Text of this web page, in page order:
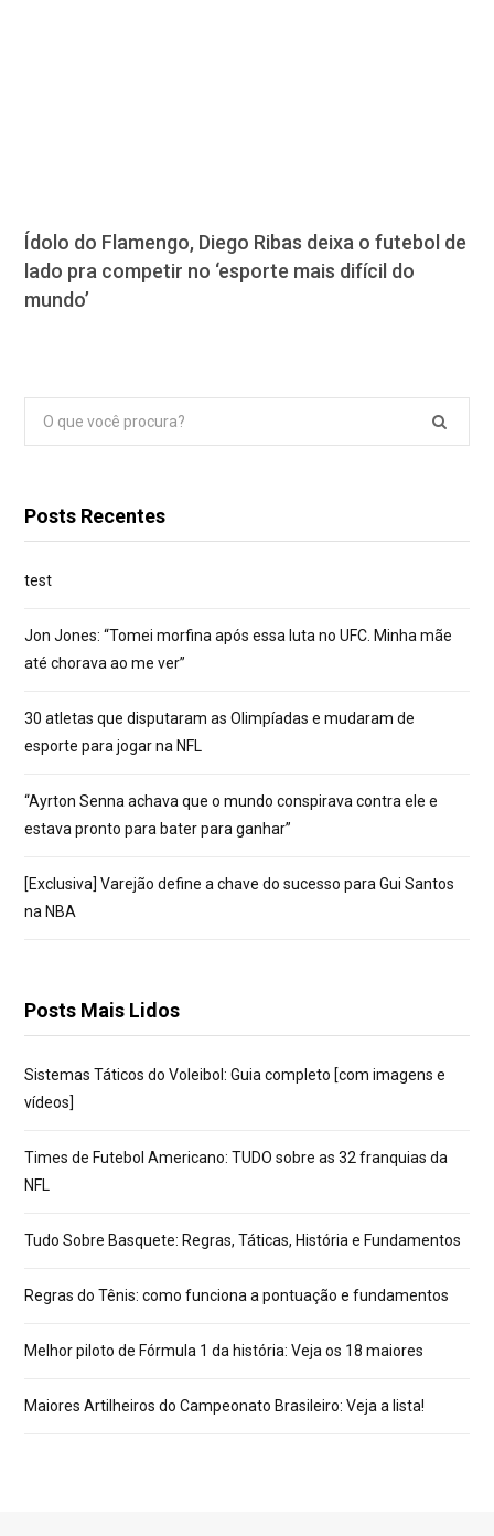
Ídolo do Flamengo, Diego Ribas deixa o futebol de
lado pra competir no ‘esporte mais difícil do
mundo’
Pesquisar
por:
Posts Recentes
test
Jon Jones: “Tomei morfina após essa luta no UFC. Minha mãe
até chorava ao me ver”
30 atletas que disputaram as Olimpíadas e mudaram de
esporte para jogar na NFL
“Ayrton Senna achava que o mundo conspirava contra ele e
estava pronto para bater para ganhar”
[Exclusiva] Varejão define a chave do sucesso para Gui Santos
na NBA
Posts Mais Lidos
Sistemas Táticos do Voleibol: Guia completo [com imagens e
vídeos]
Times de Futebol Americano: TUDO sobre as 32 franquias da
NFL
Tudo Sobre Basquete: Regras, Táticas, História e Fundamentos
Regras do Tênis: como funciona a pontuação e fundamentos
Melhor piloto de Fórmula 1 da história: Veja os 18 maiores
Maiores Artilheiros do Campeonato Brasileiro: Veja a lista!